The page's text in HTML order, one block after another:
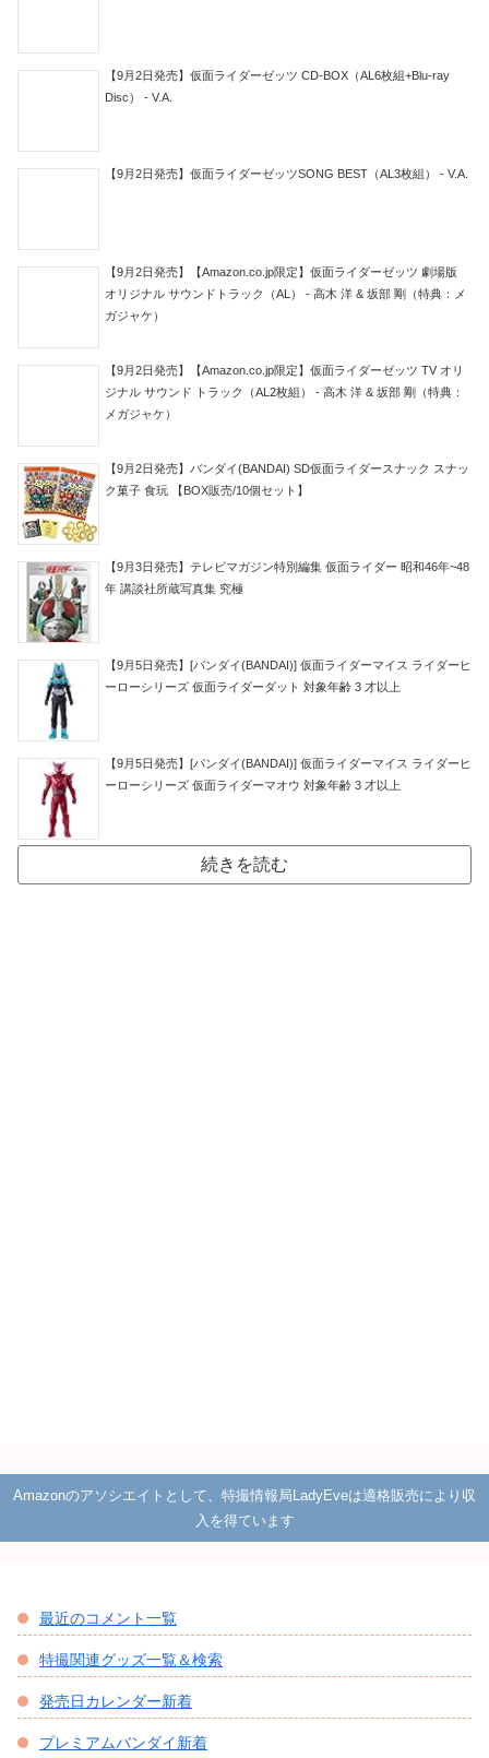
【9月2日発売】仮面ライダーゼッツ CD-BOX（AL6枚組+Blu-ray
Disc） - V.A.
【9月2日発売】仮面ライダーゼッツSONG BEST（AL3枚組） - V.A.
【9月2日発売】【Amazon.co.jp限定】仮面ライダーゼッツ 劇場版
オリジナル サウンドトラック（AL） - 高木 洋 & 坂部 剛（特典：メ
ガジャケ）
【9月2日発売】【Amazon.co.jp限定】仮面ライダーゼッツ TV オリ
ジナル サウンド トラック（AL2枚組） - 高木 洋 & 坂部 剛（特典：
メガジャケ）
【9月2日発売】バンダイ(BANDAI) SD仮面ライダースナック スナッ
ク菓子 食玩 【BOX販売/10個セット】
【9月3日発売】テレビマガジン特別編集 仮面ライダー 昭和46年~48
年 講談社所蔵写真集 究極
【9月5日発売】[バンダイ(BANDAI)] 仮面ライダーマイス ライダーヒ
ーローシリーズ 仮面ライダーダット 対象年齢 3 才以上
【9月5日発売】[バンダイ(BANDAI)] 仮面ライダーマイス ライダーヒ
ーローシリーズ 仮面ライダーマオウ 対象年齢 3 才以上
続きを読む
Amazonのアソシエイトとして、特撮情報局LadyEveは適格販売により収
入を得ています
最近のコメント一覧
特撮関連グッズ一覧＆検索
発売日カレンダー新着
プレミアムバンダイ新着